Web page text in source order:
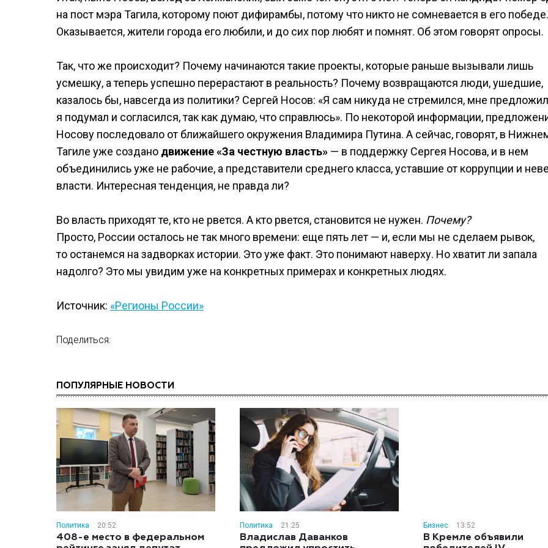
на пост мэра Тагила, которому поют дифирамбы, потому что никто не сомневается в его победе.
Оказывается, жители города его любили, и до сих пор любят и помнят. Об этом говорят опросы.
Так, что же происходит? Почему начинаются такие проекты, которые раньше вызывали лишь
усмешку, а теперь успешно перерастают в реальность? Почему возвращаются люди, ушедшие,
казалось бы, навсегда из политики? Сергей Носов: «Я сам никуда не стремился, мне
я подумал и согласился, так как думаю, что справлюсь». По некоторой информации,
Носову последовало от ближайшего окружения Владимира Путина. А сейчас, говорят, в
Тагиле уже создано движение «За честную власть» — в поддержку Сергея Носова, и в нем
объединились уже не рабочие, а представители среднего класса, уставшие от коррупции и
власти. Интересная тенденция, не правда ли?
Во власть приходят те, кто не рвется. А кто рвется, становится не нужен. Почему?
Просто, России осталось не так много времени: еще пять лет — и, если мы не сделаем рывок,
то останемся на задворках истории. Это уже факт. Это понимают наверху. Но хватит ли запала
надолго? Это мы увидим уже на конкретных примерах и конкретных людях.
Источник: «Регионы России»
Поделиться:
ПОПУЛЯРНЫЕ НОВОСТИ
Политика 20:52
408-е место в федеральном
Политика 21:25
Владислав Даванков
Бизнес 13:52
В Кремле объявили